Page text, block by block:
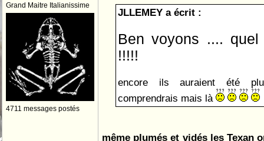
Grand Maitre Italianissime
4711 messages postés
JLLEMEY a écrit :
Ben voyons .... quel
!!!!!
encore ils auraient été
comprendrais mais là
même plumés et vidés les Texan